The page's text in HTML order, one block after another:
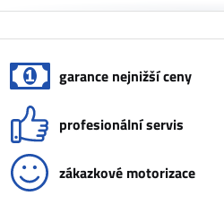
garance nejnižší ceny
profesionální servis
zákazkové motorizace